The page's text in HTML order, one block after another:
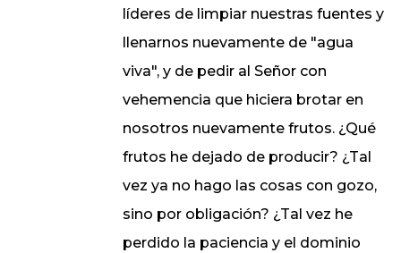
líderes de limpiar nuestras fuentes y
llenarnos nuevamente de "agua
viva", y de pedir al Señor con
vehemencia que hiciera brotar en
nosotros nuevamente frutos. ¿Qué
frutos he dejado de producir? ¿Tal
vez ya no hago las cosas con gozo,
sino por obligación? ¿Tal vez he
perdido la paciencia y el dominio